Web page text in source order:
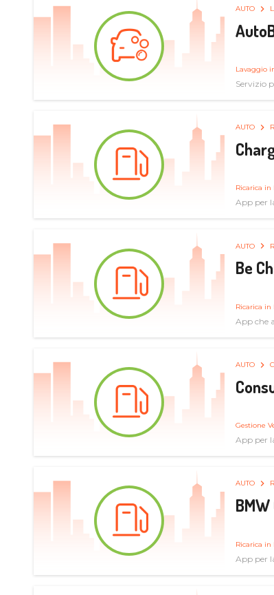
AUTO
Lavaggio
Servizio
AUTO
Ricarica in
App per
AUTO
Be
Ricarica in
App che
AUTO
Gestione
App per
AUTO
Ricarica in
App per